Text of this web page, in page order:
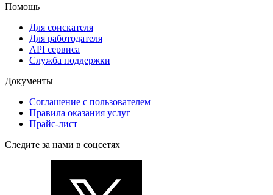
Помощь
Для соискателя
Для работодателя
API сервиса
Служба поддержки
Документы
Соглашение с пользователем
Правила оказания услуг
Прайс-лист
Следите за нами в соцсетях